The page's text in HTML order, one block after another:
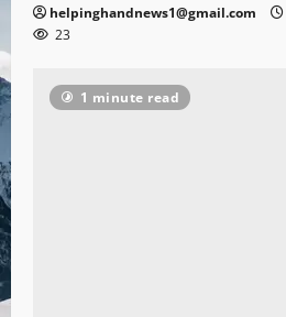
helpinghandnews1@gmail.com
23
1 minute read